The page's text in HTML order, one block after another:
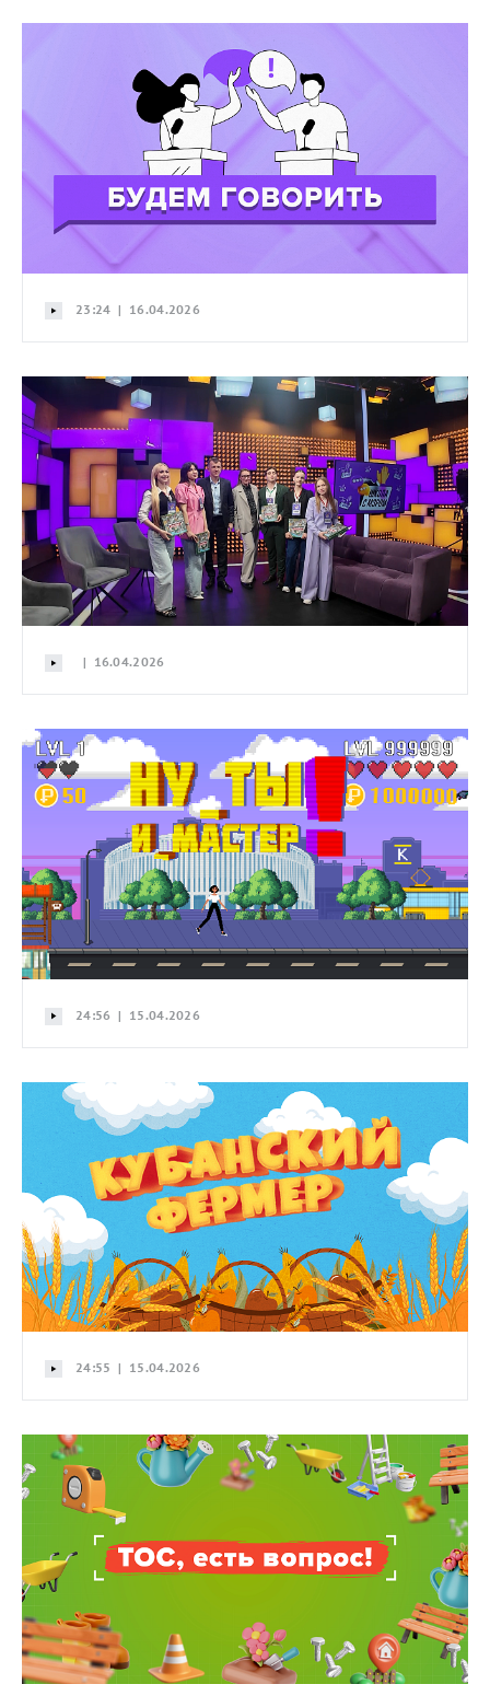
23:24 | 16.04.2026
| 16.04.2026
24:56 | 15.04.2026
24:55 | 15.04.2026